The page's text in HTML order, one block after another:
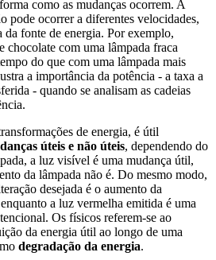
como as mudanças ocorrem. A
pode ocorrer a diferentes velocidades,
da fonte de energia. Por exemplo,
chocolate com uma lâmpada fraca
do que com uma lâmpada mais
a importância da potência - a taxa a
- quando se analisam as cadeias
de energia, é útil
úteis e não úteis, dependendo do
a luz visível é uma mudança útil,
da lâmpada não é. Do mesmo modo,
desejada é o aumento da
a luz vermelha emitida é uma
Os físicos referem-se ao
da energia útil ao longo de uma
degradação da energia.